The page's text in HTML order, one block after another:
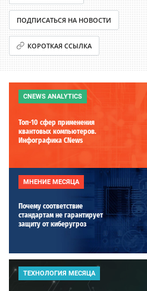
ПОДПИСАТЬСЯ НА НОВОСТИ
КОРОТКАЯ ССЫЛКА
CNEWS ANALYTICS
Топ-10 сфер применения
квантовых компьютеров.
Инфографика CNews
МНЕНИЕ МЕСЯЦА
Почему соответствие
стандартам не гарантирует
защиту от киберугроз
ТЕХНОЛОГИЯ МЕСЯЦА